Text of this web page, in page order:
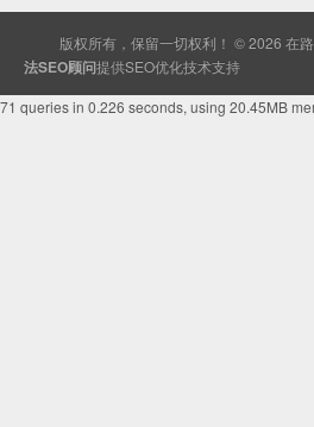
版权所有，保留一切权利！ © 2026 在
法SEO顾问提供SEO优化技术支持
71 queries in 0.226 seconds, using 20.45MB